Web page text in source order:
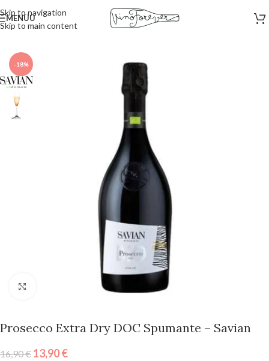
Skip to navigation
Skip to main content
MENÜÜ
Esileht /Vahuveinid
-18%
Vajuta suurendamiseks
Prosecco Extra Dry DOC Spumante – Savian
16,90€ 13,90€